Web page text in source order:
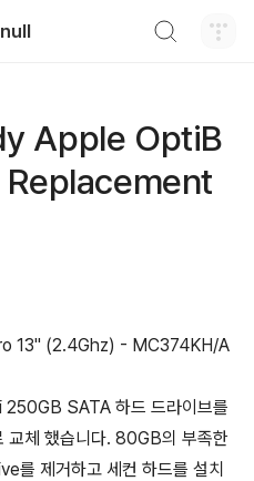
Apple OptiB
13" (2.4Ghz) - MC374KH/A
SATA 하드 드라이브를
체 했습니다. 80GB의 부족한
를 제거하고 세컨 하드를 설치